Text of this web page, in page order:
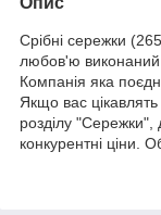
Срібні сережки
любов'ю
Компанія яка
Якщо вас
розділу "Сережки",
конкурентні ціни.